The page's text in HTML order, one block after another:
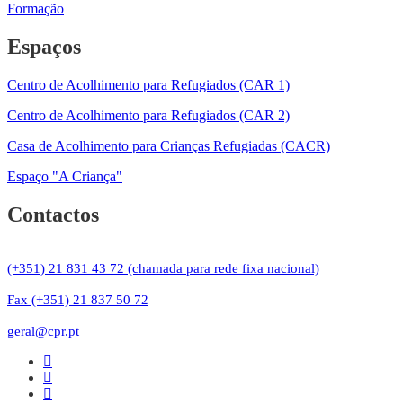
Formação
Espaços
Centro de Acolhimento para Refugiados (CAR 1)
Centro de Acolhimento para Refugiados (CAR 2)
Casa de Acolhimento para Crianças Refugiadas (CACR)
Espaço "A Criança"
Contactos
(+351) 21 831 43 72 (chamada para rede fixa nacional)
Fax (+351) 21 837 50 72
geral@cpr.pt